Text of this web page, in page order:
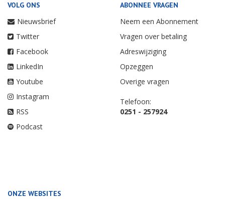
VOLG ONS
Nieuwsbrief
Twitter
Facebook
LinkedIn
Youtube
Instagram
RSS
Podcast
ABONNEE VRAGEN
Neem een Abonnement
Vragen over betaling
Adreswijziging
Opzeggen
Overige vragen
Telefoon:
0251 - 257924
ONZE WEBSITES